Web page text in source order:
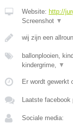
Website: http://
Screenshot ▼
wij zijn een
ballonplooien,
kindergrime,
▼
Er wordt gewerkt
Laatste facebook
Sociale media: